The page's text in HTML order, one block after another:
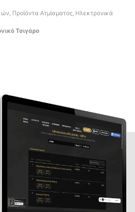
Προϊόντα Ατμίσματος, Ηλεκτρονικά
Τσιγάρο